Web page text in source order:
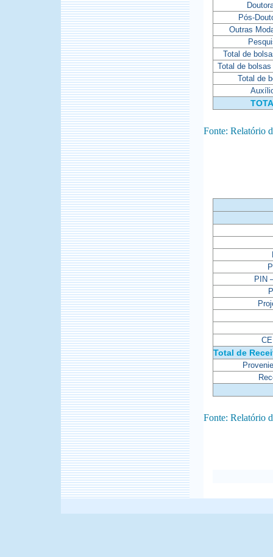
Pós-
Outras
Total de
Total de
Total de
Fonte: Relatório
PIN
Total de
Fonte: Relatório